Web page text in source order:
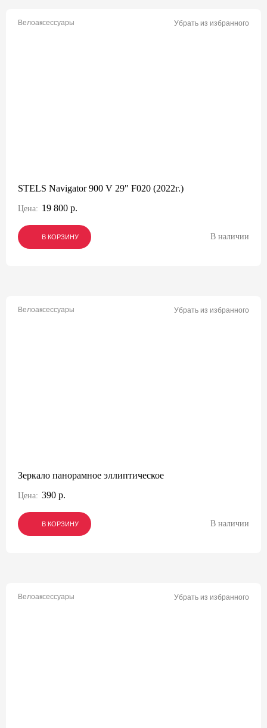
Велоаксессуары Убрать из избранного
STELS Navigator 900 V 29" F020 (2022г.)
Цена: 19 800 р.
В КОРЗИНУ
В КОРЗИНУ
В КОРЗИНУ В наличии
Велоаксессуары Убрать из избранного
Зеркало панорамное эллиптическое
Цена: 390 р.
В КОРЗИНУ
В КОРЗИНУ
В КОРЗИНУ В наличии
Велоаксессуары Убрать из избранного